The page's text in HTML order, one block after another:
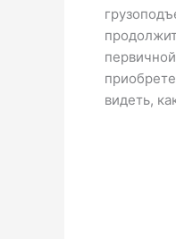
видеть,